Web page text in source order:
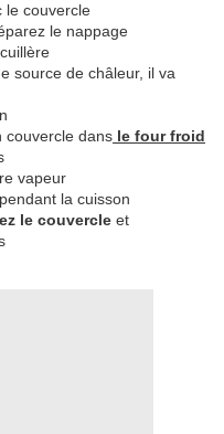
le couvercle
le nappage
source de châleur, il va
couvercle dans le four froid
vapeur
la cuisson
le couvercle et